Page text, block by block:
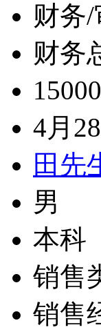
财务
财务
4月
田先
男
本科
销售
销售